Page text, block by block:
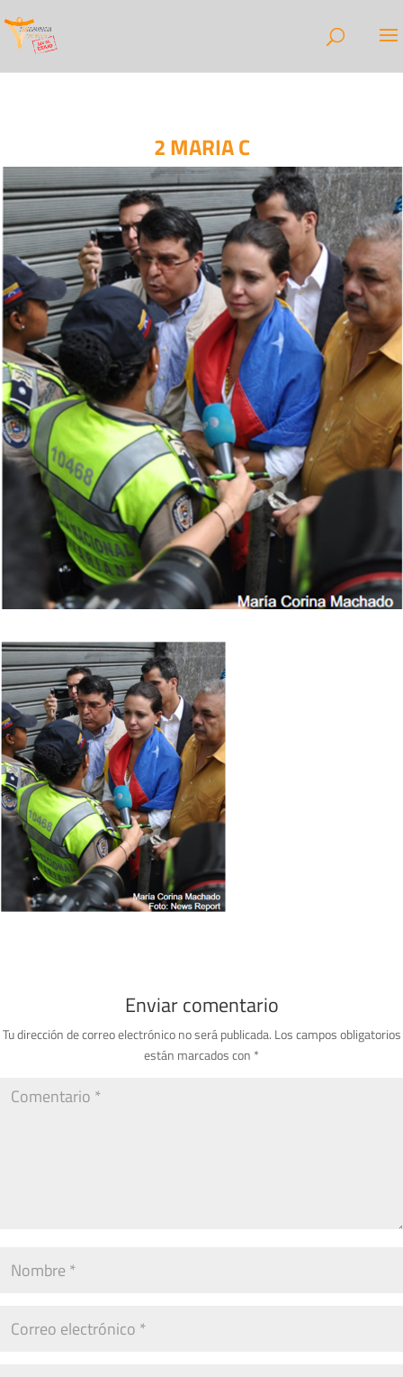
2 MARIA C
Enviar comentario
Tu dirección de correo electrónico no será publicada. Los campos obligatorios
están marcados con *